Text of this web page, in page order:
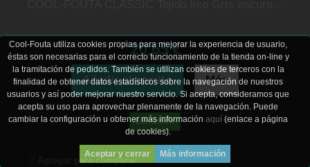
Cool-Fouta utiliza cookies propias para mejorar la experiencia de usuario,
éstas son necesarias para el correcto funcionamiento de la tienda on-line y
la tramitación de pedidos. También se utilizan cookies de terceros con la
finalidad de obtener datos estadísticos sobre la navegación de nuestros
usuarios y así poder mejorar nuestro servicio. Si acepta, consideramos que
acepta su uso para aprovechar plenamente de la navegación. Puede
cambiar la configuración u obtener más información aquí (enlace a página
de cookies).
Aceptar y cerrar Más información
20,65 €
Añadir al carrito Más
En Stock
Agregar para comparar